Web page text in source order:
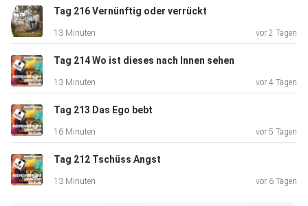
zu
innererFreiheit zu gelangen?
Schau mal, wir alle tragen diese Liste in uns. Vielleichtliegt
an einer vermeintlich vernachlässigten Kindheitserfahrung
oderungelösten Beziehungskrisen. Doch hier ist die Sache:
Tag 216 Vernünftig oder verrückt
13 Minuten vor 2 Tagen
Tag 214 Wo ist dieses nach Innen sehen
13 Minuten vor 4 Tagen
Tag 213 Das Ego bebt
16 Minuten vor 5 Tagen
Tag 212 Tschüss Angst
13 Minuten vor 6 Tagen